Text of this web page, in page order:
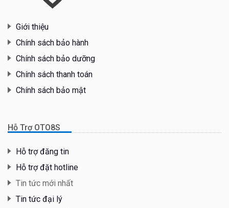
Giới thiệu
Chính sách bảo hành
Chính sách bảo dưỡng
Chính sách thanh toán
Chính sách bảo mật
Hỗ Trợ OTO8S
Hỗ trợ đăng tin
Hỗ trợ đặt hotline
Tin tức mới nhất
Tin tức đại lý